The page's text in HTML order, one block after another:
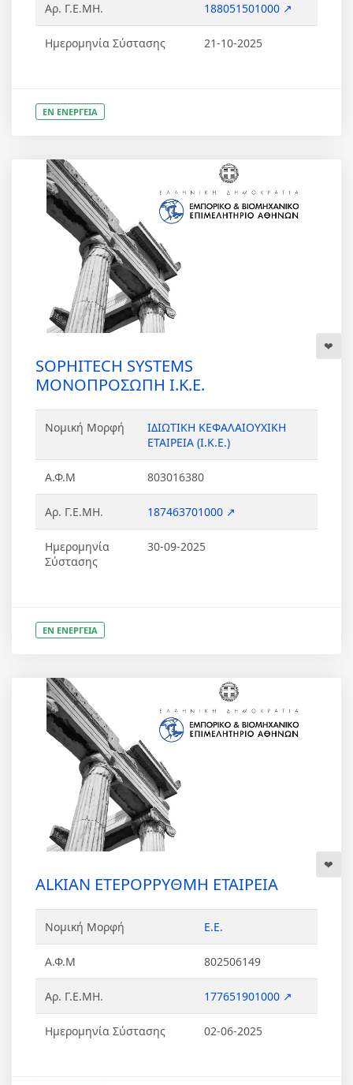
Αρ. Γ.Ε.ΜΗ. 188051501000 ↗
Ημερομηνία Σύστασης 21-10-2025
ΕΝ ΕΝΕΡΓΕΙΑ
SOPHITECH SYSTEMS
ΜΟΝΟΠΡΟΣΩΠΗ Ι.Κ.Ε.
Νομική Μορφή
ΙΔΙΩΤΙΚΗ ΚΕΦΑΛΑΙΟΥΧΙΚΗ
ΕΤΑΙΡΕΙΑ (Ι.Κ.Ε.)
Α.Φ.Μ 803016380
Αρ. Γ.Ε.ΜΗ. 187463701000 ↗
Ημερομηνία
Σύστασης
30-09-2025
ΕΝ ΕΝΕΡΓΕΙΑ
ALKIAN ΕΤΕΡΟΡΡΥΘΜΗ ΕΤΑΙΡΕΙΑ
Νομική Μορφή Ε.Ε.
Α.Φ.Μ 802506149
Αρ. Γ.Ε.ΜΗ. 177651901000 ↗
Ημερομηνία Σύστασης 02-06-2025